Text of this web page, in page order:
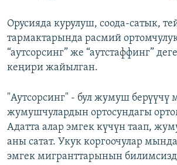
Орусияда курулуш, соода-сатык,
тармактарында расмий
“аутсорсинг” же “аутстаффинг”
кеңири жайылган.
"Аутсорсинг" - бул жумуш берүүчү
жумушчулардын ортосундагы
Адатта алар эмгек күчүн таап,
аны сатат. Укук коргоочулар
эмгек мигранттарынын